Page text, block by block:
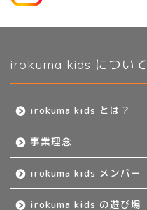
irokuma kids について
irokuma kids とは？
事業理念
irokuma kids メンバー
irokuma kids の遊び場